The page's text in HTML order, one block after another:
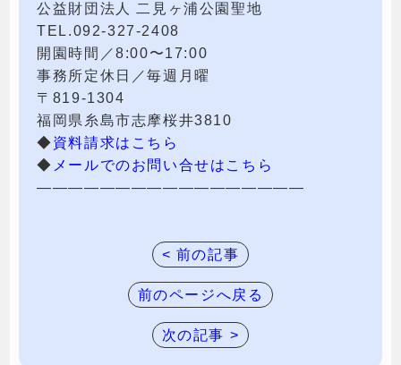
公益財団法人 二見ヶ浦公園聖地
TEL.092-327-2408
開園時間／8:00〜17:00
事務所定休日／毎週月曜
〒819-1304
福岡県糸島市志摩桜井3810
◆資料請求はこちら
◆ メールでのお問い合せはこちら
—————————————————
< 前の記事
前のページへ戻る
次の記事 >